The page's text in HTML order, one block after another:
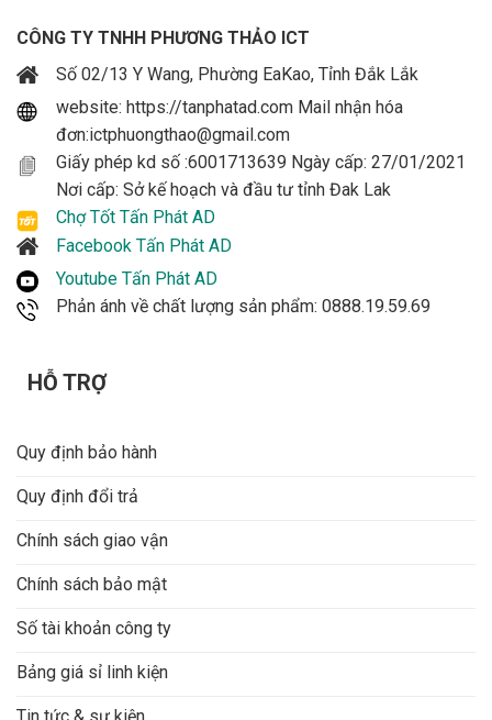
CÔNG TY TNHH PHƯƠNG THẢO ICT
Số 02/13 Y Wang, Phường EaKao, Tỉnh Đắk Lắk
website: https://tanphatad.com Mail nhận hóa
đơn:ictphuongthao@gmail.com
Giấy phép kd số :6001713639 Ngày cấp: 27/01/2021
Nơi cấp: Sở kế hoạch và đầu tư tỉnh Đak Lak
Chợ Tốt Tấn Phát AD
Facebook Tấn Phát AD
Youtube Tấn Phát AD
Phản ánh về chất lượng sản phẩm: 0888.19.59.69
HỖ TRỢ
Quy định bảo hành
Quy định đổi trả
Chính sách giao vận
Chính sách bảo mật
Số tài khoản công ty
Bảng giá sỉ linh kiện
Tin tức & sự kiện